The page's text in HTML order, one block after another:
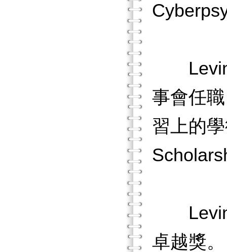
Levine
事會任
習上的
Levine
卓越獎。